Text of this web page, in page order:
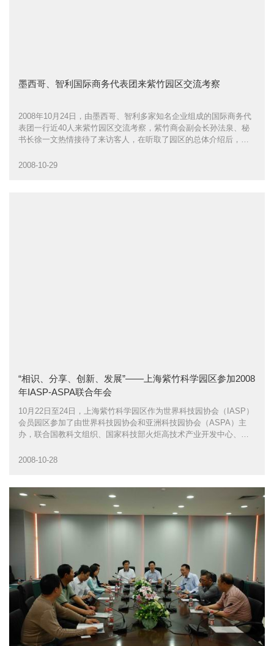
墨西哥、智利国际商务代表团来紫竹园区交流考察
2008年10月24日，由墨西哥、智利多家知名企业组成的国际商务代
表团一行近40人来紫竹园区交流考察，紫竹商会副会长孙法泉、秘
书长徐一文热情接待了来访客人，在听取了园区的总体介绍后，企
区的综合发展话题进行了交流与探讨
2008-10-29
“相识、分享、创新、发展”——上海紫竹科学园区参加2008
年IASP-ASPA联合年会
10月22日至24日，上海紫竹科学园区作为世界科技园协会（IASP）
会员园区参加了由世界科技园协会和亚洲科技园协会（ASPA）主
办，联合国教科文组织、国家科技部火炬高技术产业开发中心、北
协办、清华科技园承办的2008年IASP-ASPA联合年会
2008-10-28